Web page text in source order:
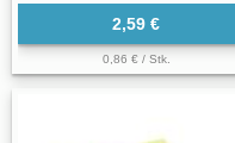
2,59 €
0,86 € / Stk.